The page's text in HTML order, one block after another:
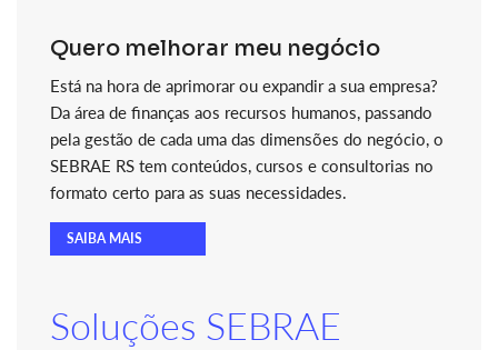
Quero melhorar meu negócio
Está na hora de aprimorar ou expandir a sua empresa?
Da área de finanças aos recursos humanos, passando
pela gestão de cada uma das dimensões do negócio, o
SEBRAE RS tem conteúdos, cursos e consultorias no
formato certo para as suas necessidades.
SAIBA MAIS
Soluções SEBRAE